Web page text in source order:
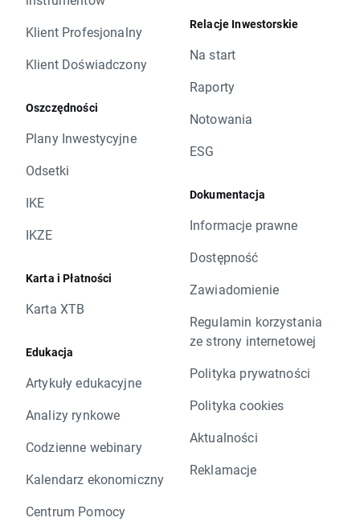
Klient Profesjonalny
Klient Doświadczony
Oszczędności
Plany Inwestycyjne
Odsetki
IKE
IKZE
Karta i Płatności
Karta XTB
Edukacja
Artykuły edukacyjne
Analizy rynkowe
Codzienne webinary
Kalendarz ekonomiczny
Centrum Pomocy
Relacje Inwestorskie
Na start
Raporty
Notowania
ESG
Dokumentacja
Informacje prawne
Dostępność
Zawiadomienie
Regulamin korzystania
ze strony internetowej
Polityka prywatności
Polityka cookies
Aktualności
Reklamacje